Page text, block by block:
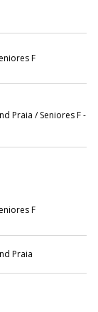
F
Praia / Seniores F -
F
Praia